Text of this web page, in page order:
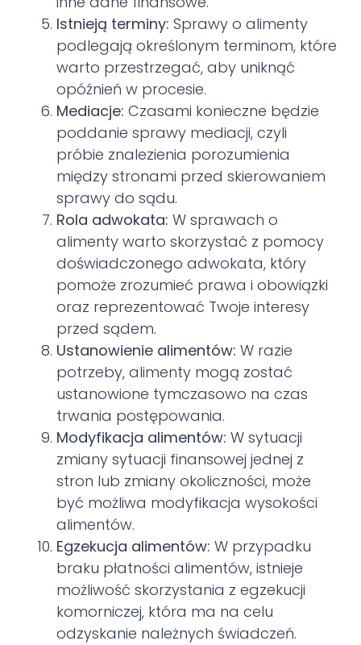
Istnieją terminy: Sprawy o alimenty
podlegają określonym terminom, które
warto przestrzegać, aby uniknąć
opóźnień w procesie.
Mediacje: Czasami konieczne będzie
poddanie sprawy mediacji, czyli
próbie znalezienia porozumienia
między stronami przed skierowaniem
sprawy do sądu.
Rola adwokata: W sprawach o
alimenty warto skorzystać z pomocy
doświadczonego adwokata, który
pomoże zrozumieć prawa i obowiązki
oraz reprezentować Twoje interesy
przed sądem.
Ustanowienie alimentów: W razie
potrzeby, alimenty mogą zostać
ustanowione tymczasowo na czas
trwania postępowania.
Modyfikacja alimentów: W sytuacji
zmiany sytuacji finansowej jednej z
stron lub zmiany okoliczności, może
być możliwa modyfikacja wysokości
alimentów.
Egzekucja alimentów: W przypadku
braku płatności alimentów, istnieje
możliwość skorzystania z egzekucji
komorniczej, która ma na celu
odzyskanie należnych świadczeń.